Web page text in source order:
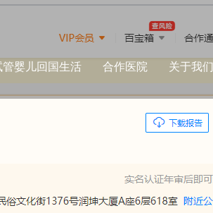
管婴儿回国生活 合作医院 关于我们